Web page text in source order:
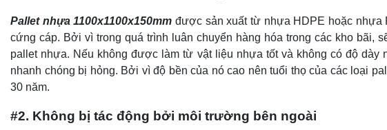
Pallet nhựa 1100x1100x150mm được sản xuất từ nhựa HDPE hoặc nhựa
cứng cáp. Bởi vì trong quá trình luân chuyển hàng hóa trong các kho bãi,
pallet nhựa. Nếu không được làm từ vật liệu nhựa tốt và không có độ dày
nhanh chóng bị hỏng. Bởi vì độ bền của nó cao nên tuổi thọ của các loại
30 năm.
#2. Không bị tác động bởi môi trường bên ngoài